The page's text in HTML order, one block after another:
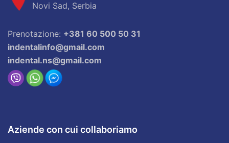
Novi Sad, Serbia
Prenotazione: +381 60 500 50 31
indentalinfo@gmail.com
indental.ns@gmail.com
Aziende con cui collaboriamo